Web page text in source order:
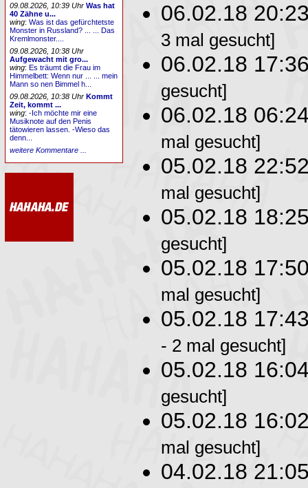
06.02.18
3 mal gesucht]
06.02.18
gesucht]
06.02.18
mal gesucht]
05.02.18
mal gesucht]
05.02.18
gesucht]
05.02.18
mal gesucht]
05.02.18
- 2 mal gesucht]
05.02.18
gesucht]
05.02.18
mal gesucht]
04.02.18
09.08.2026, 10:39 Uhr Was hat
40 Zähne u...
wing:Was ist das gefürchtetste
Monster in Russland? ... ... Das
Kremlmonster....
09.08.2026, 10:38 Uhr
Aufgewacht mit gro...
wing:Es träumt die Frau im
Himmelbett: Wenn nur ... ... mein
Mann so nen Bimmel h...
09.08.2026, 10:38 Uhr Kommt
Zeit, kommt ...
wing:-Ich möchte mir eine
Musiknote auf den Penis
tätowieren lassen. -Wieso das
denn...
weitere Kommentare ...